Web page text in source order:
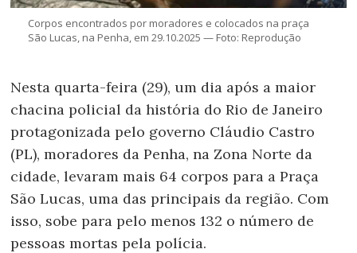
Corpos encontrados por moradores e colocados na praça
São Lucas, na Penha, em 29.10.2025 — Foto: Reprodução
Nesta quarta-feira (29), um dia após a maior
chacina policial da história do Rio de Janeiro
protagonizada pelo governo Cláudio Castro
(PL), moradores da Penha, na Zona Norte da
cidade, levaram mais 64 corpos para a Praça
São Lucas, uma das principais da região. Com
isso, sobe para pelo menos 132 o número de
pessoas mortas pela polícia.